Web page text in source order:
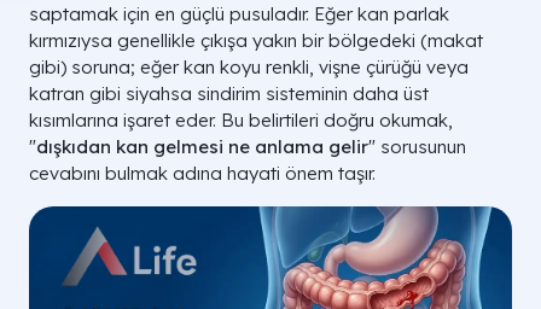
saptamak için en güçlü pusuladır. Eğer kan parlak
kırmızıysa genellikle çıkışa yakın bir bölgedeki (makat
gibi) soruna; eğer kan koyu renkli, vişne çürüğü veya
katran gibi siyahsa sindirim sisteminin daha üst
kısımlarına işaret eder. Bu belirtileri doğru okumak,
"dışkıdan kan gelmesi ne anlama gelir" sorusunun
cevabını bulmak adına hayati önem taşır.